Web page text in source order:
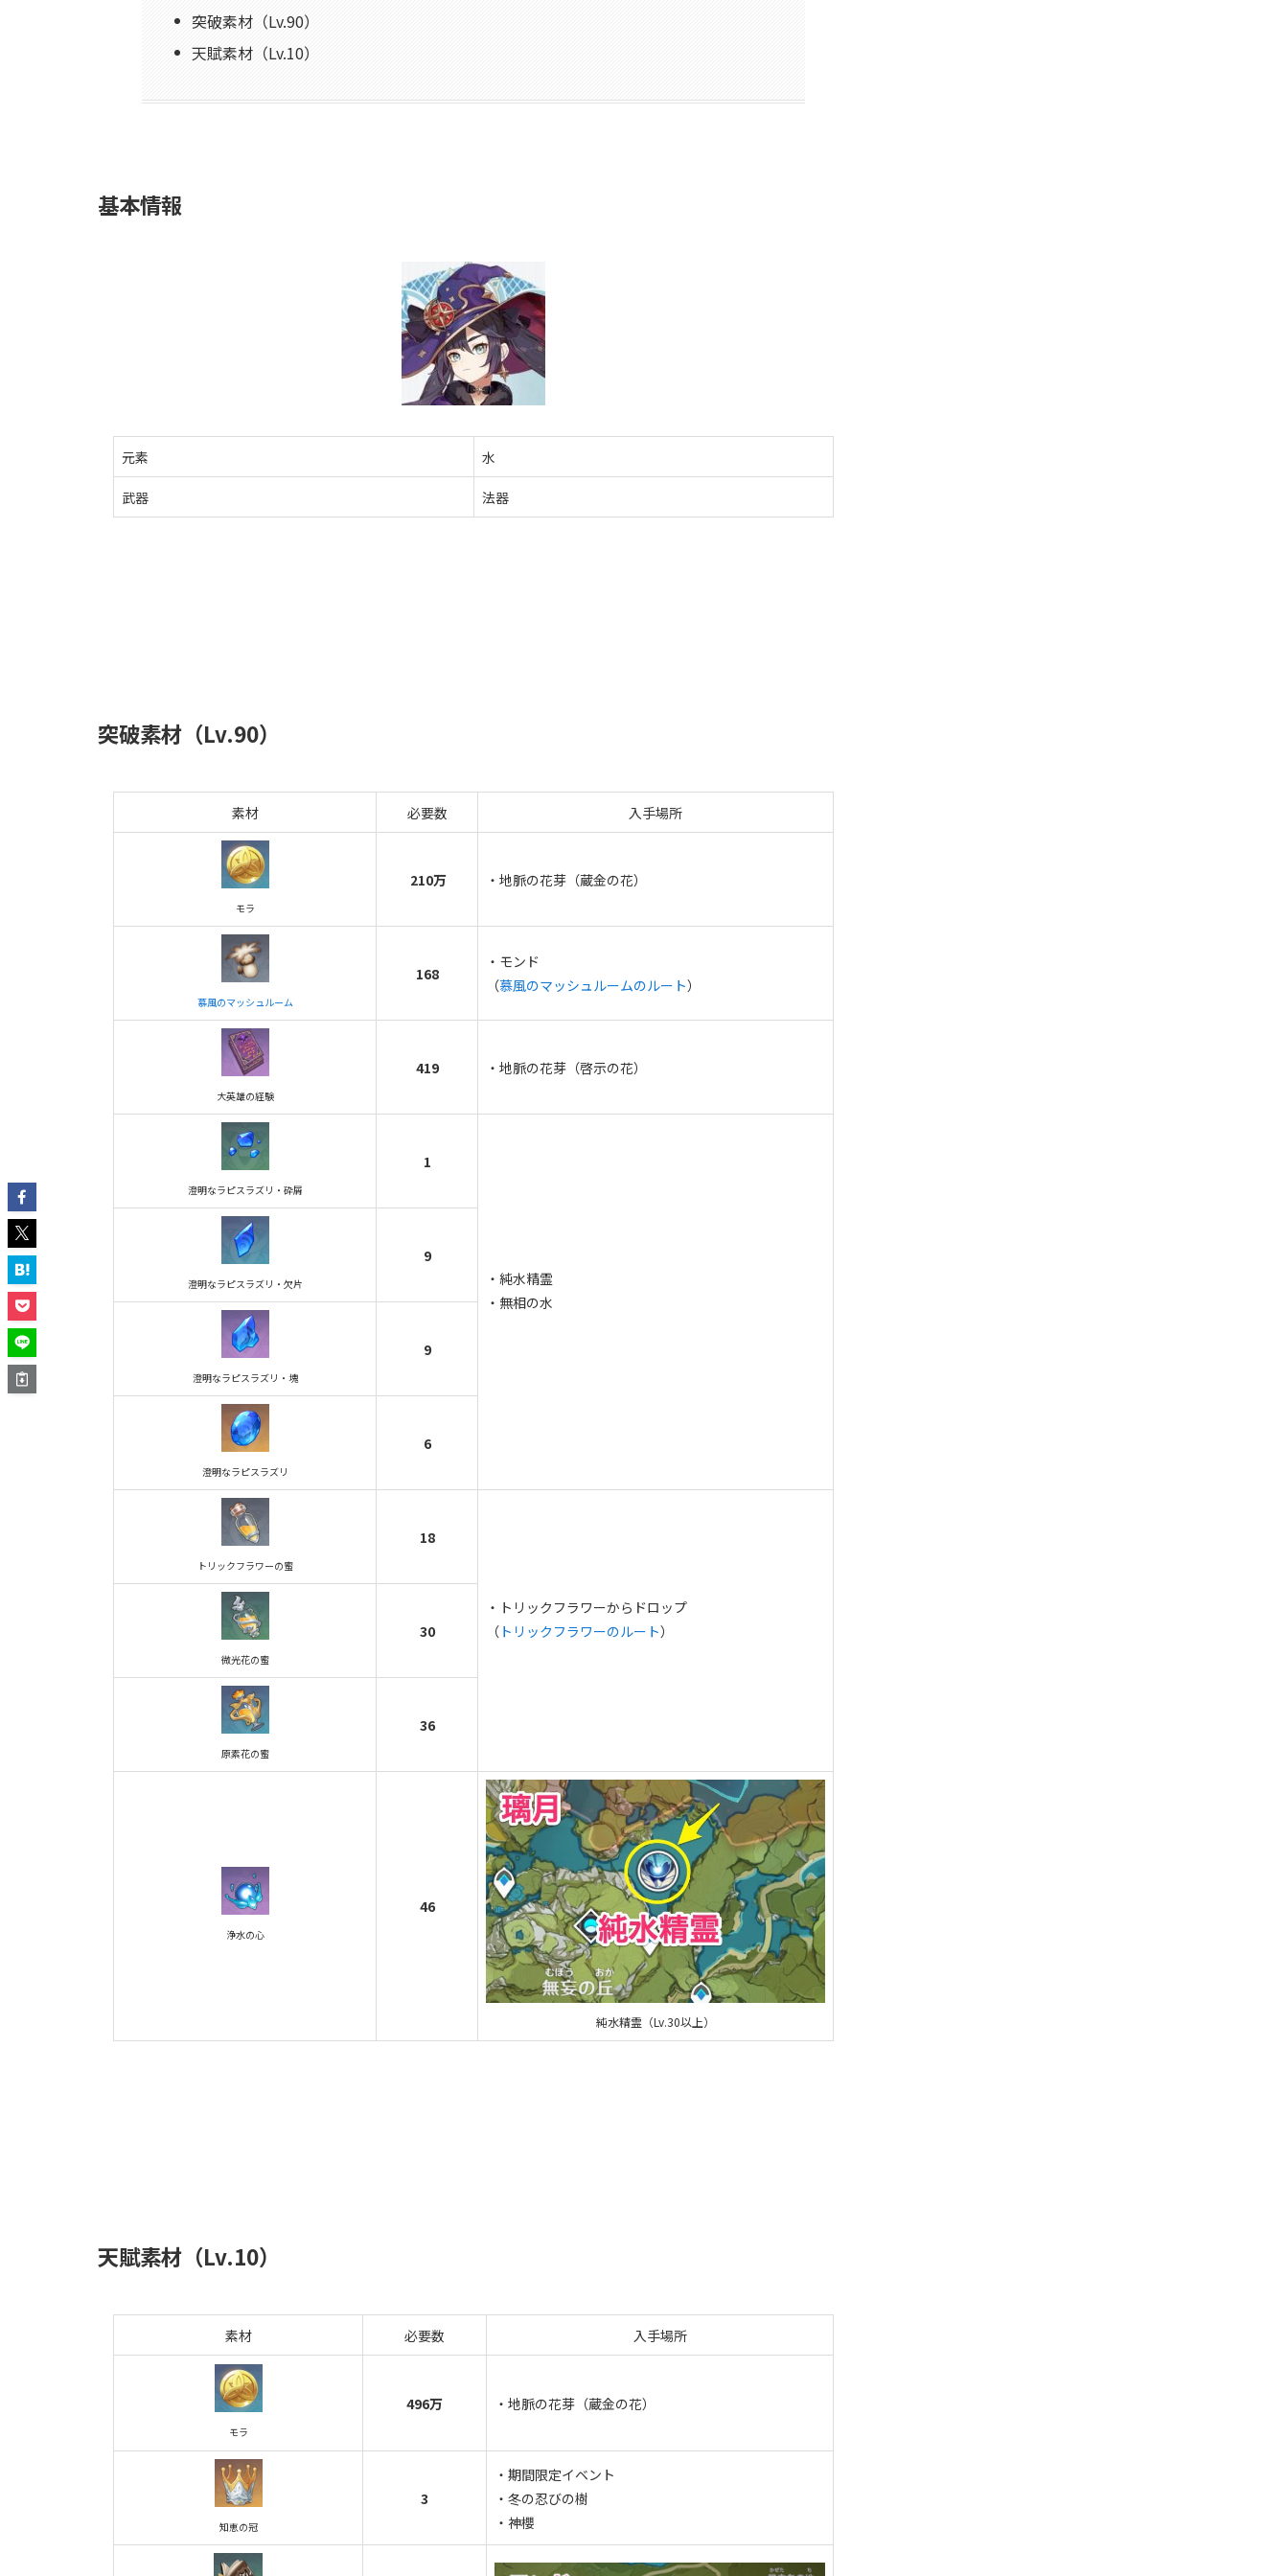
突破素材（Lv.90）
天賦素材（Lv.10）
基本情報
元素 水
武器 法器
突破素材（Lv.90）
素材 必要数 入手場所
モラ
210万 ・地脈の花芽（蔵金の花）
慕風のマッシュルーム
168
・モンド
（慕風のマッシュルームのルート）
大英雄の経験
419 ・地脈の花芽（啓示の花）
澄明なラピスラズリ・砕屑
1
・純水精霊
・無相の水
澄明なラピスラズリ・欠片
9
澄明なラピスラズリ・塊
9
澄明なラピスラズリ
6
トリックフラワーの蜜
18
・トリックフラワーからドロップ
（ トリックフラワーのルート）
微光花の蜜
30
原素花の蜜
36
浄水の心
46
純水精霊（Lv.30以上）
天賦素材（Lv.10）
素材 必要数 入手場所
モラ
496万 ・地脈の花芽（蔵金の花）
知恵の冠
3
・期間限定イベント
・冬の忍びの樹
・神櫻